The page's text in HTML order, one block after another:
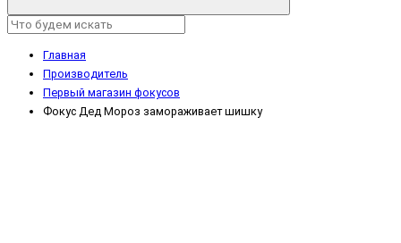
Главная
Производитель
Первый магазин фокусов
Фокус Дед Мороз замораживает шишку